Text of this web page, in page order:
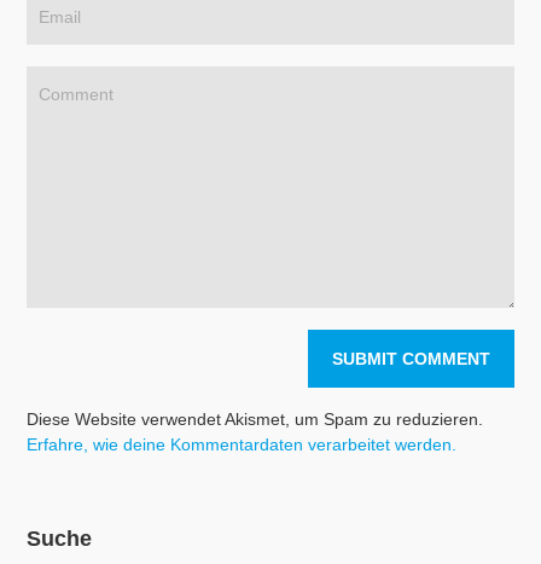
Diese Website verwendet Akismet, um Spam zu reduzieren.
Erfahre, wie deine Kommentardaten verarbeitet werden.
Suche